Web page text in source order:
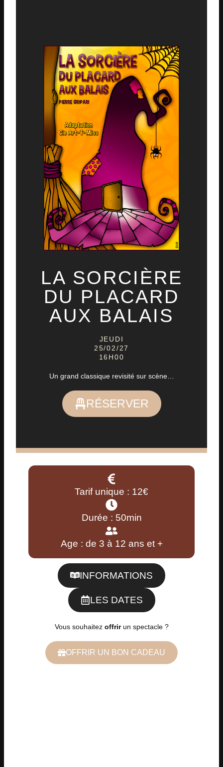
LA SORCIÈRE
DU PLACARD
AUX BALAIS
JEUDI
25/02/27
16H00
Un grand classique revisité sur scène…
RÉSERVER
Tarif unique : 12€
Durée : 50min
Age : de 3 à 12 ans et +
INFORMATIONS
LES DATES
Vous souhaitez offrirun spectacle ?
OFFRIR UN BON CADEAU